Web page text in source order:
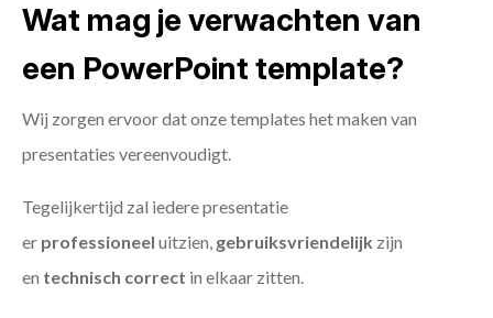
Wat mag je verwachten van
een PowerPoint template?
Wij zorgen ervoor dat onze templates het maken van
presentaties vereenvoudigt.
Tegelijkertijd zal iedere presentatie
er professioneel uitzien, gebruiksvriendelijk zijn
en technisch correct in elkaar zitten.